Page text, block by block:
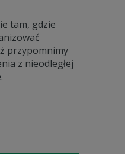
tam, gdzie
przypomnimy
z nieodległej